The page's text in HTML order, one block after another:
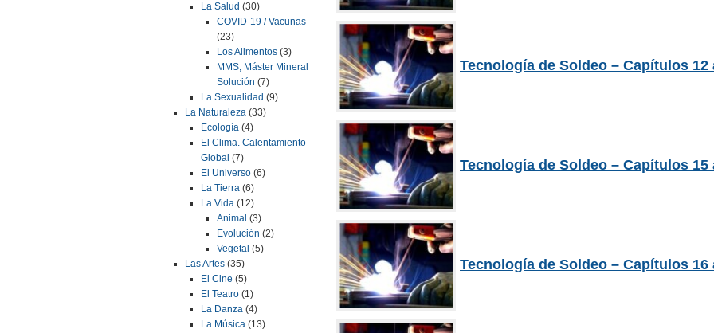
La Salud (30)
COVID-19 / Vacunas
(23)
Los Alimentos (3)
MMS, Máster Mineral
Solución (7)
La Sexualidad (9)
La Naturaleza (33)
Ecología (4)
El Clima. Calentamiento
Global (7)
El Universo (6)
La Tierra (6)
La Vida (12)
Animal (3)
Evolución (2)
Vegetal (5)
Las Artes (35)
El Cine (5)
El Teatro (1)
La Danza (4)
La Música (13)
Tecnología de Soldeo – Capítulos 12
Tecnología de Soldeo – Capítulos 15
Tecnología de Soldeo – Capítulos 16